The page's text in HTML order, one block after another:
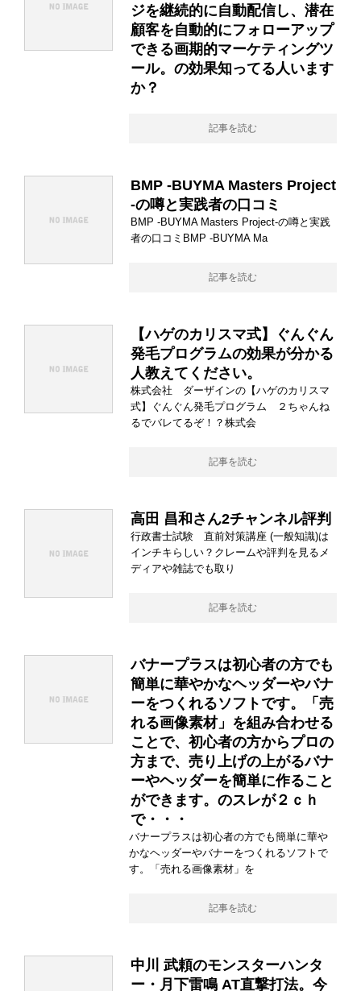
ジを継続的に自動配信し、潜在
顧客を自動的にフォローアップ
できる画期的マーケティングツ
ール。の効果知ってる人います
か？
記事を読む
BMP -BUYMA Masters Project
-の噂と実践者の口コミ
BMP -BUYMA Masters Project-の噂と実践
者の口コミBMP -BUYMA Ma
記事を読む
【ハゲのカリスマ式】ぐんぐん
発毛プログラムの効果が分かる
人教えてください。
株式会社 ダーザインの【ハゲのカリスマ
式】ぐんぐん発毛プログラム ２ちゃんね
るでバレてるぞ！？株式会
記事を読む
高田 昌和さん2チャンネル評判
行政書士試験 直前対策講座 (一般知識)は
インチキらしい？クレームや評判を見るメ
ディアや雑誌でも取り
記事を読む
バナープラスは初心者の方でも
簡単に華やかなヘッダーやバナ
ーをつくれるソフトです。「売
れる画像素材」を組み合わせる
ことで、初心者の方からプロの
方まで、売り上げの上がるバナ
ーやヘッダーを簡単に作ること
ができます。のスレが２ｃｈ
で・・・
バナープラスは初心者の方でも簡単に華や
かなヘッダーやバナーをつくれるソフトで
す。「売れる画像素材」を
記事を読む
中川 武頼のモンスターハンタ
ー・月下雷鳴 AT直撃打法。今